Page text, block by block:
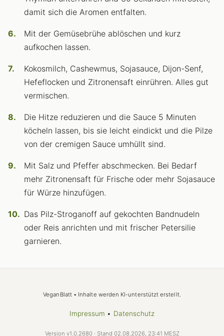
damit sich die Aromen entfalten.
Mit der Gemüsebrühe ablöschen und kurz
aufkochen lassen.
Kokosmilch, Cashewmus, Sojasauce, Dijon-Senf,
Hefeflocken und Zitronensaft einrühren. Alles gut
vermischen.
Die Hitze reduzieren und die Sauce 5 Minuten
köcheln lassen, bis sie leicht eindickt und die Pilze
von der cremigen Sauce umhüllt sind.
Mit Salz und Pfeffer abschmecken. Bei Bedarf
mehr Zitronensaft für Frische oder mehr Sojasauce
für Würze hinzufügen.
Das Pilz-Stroganoff auf gekochten Bandnudeln
oder Reis anrichten und mit frischer Petersilie
garnieren.
VeganBlatt • Inhalte werden KI-unterstützt erstellt.
Impressum • Datenschutz
Version v1.0.2680 · Stand 02.08.2026, 23:41 MESZ